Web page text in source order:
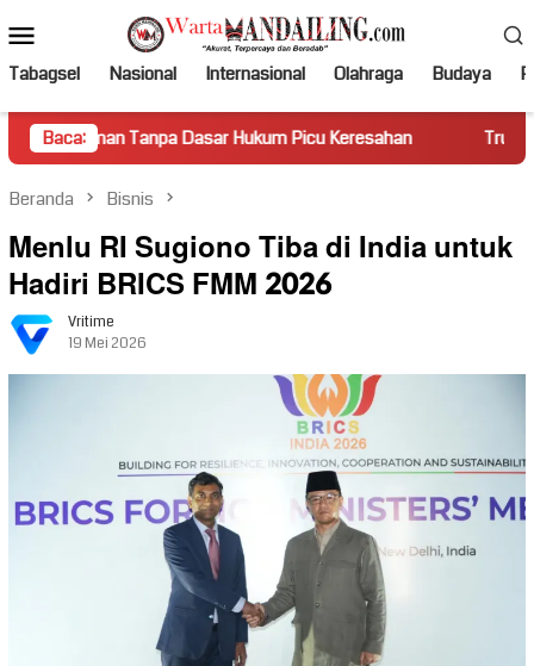
ke
kontenMobile
Tabagsel Nasional Internasional Olahraga Budaya
Baca:
Dasar Hukum Picu Keresahan Truk Miring Hambat
Beranda Bisnis
Menlu RI Sugiono Tiba di India untuk
Hadiri BRICS FMM 2026
Vritime
19 Mei 2026